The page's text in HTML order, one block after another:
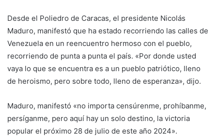
Desde el Poliedro de Caracas, el presidente Nicolás
Maduro, manifestó que ha estado recorriendo las calles de
Venezuela en un reencuentro hermoso con el pueblo,
recorriendo de punta a punta el país. «Por donde usted
vaya lo que se encuentra es a un pueblo patriótico, lleno
de heroismo, pero sobre todo, lleno de esperanza», dijo.
Maduro, manifestó «no importa censúrenme, prohíbanme,
persíganme, pero aquí hay un solo destino, la victoria
popular el próximo 28 de julio de este año 2024».